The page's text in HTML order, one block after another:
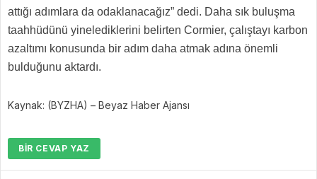
attığı adımlara da odaklanacağız” dedi. Daha sık buluşma
taahhüdünü yinelediklerini belirten Cormier, çalıştayı karbon
azaltımı konusunda bir adım daha atmak adına önemli
bulduğunu aktardı.
Kaynak: (BYZHA) – Beyaz Haber Ajansı
BIR CEVAP YAZ